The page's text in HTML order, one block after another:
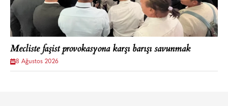
Mecliste faşist provokasyona karşı barışı savunmak
8 Ağustos 2026